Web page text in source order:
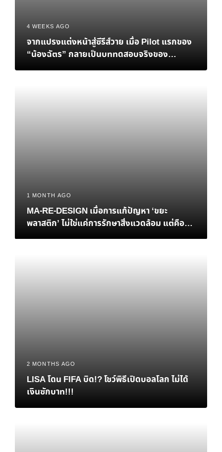
4 WEEKS AGO
จากแปรงแต่งหน้าสู่ซีรีส์วาย เมื่อ Pilot แรกของ
“น้องฉัตร” กลายเป็นบททดสอบจริงของ
1 MONTH AGO
MA-RE-DESIGN เมื่อการแก้ปัญหา ‘ขยะ
พลาสติก’ ไม่ใช่แค่การรักษาสิ่งแวดล้อม แต่คือ
‘ทางรอด’ ทางเศรษฐกิจของไทย
2 MONTHS AGO
LISA โดน FIFA บิด!? โชว์พิธีเปิดบอลโลก ไม่ได้
เงินซักบาท!!!